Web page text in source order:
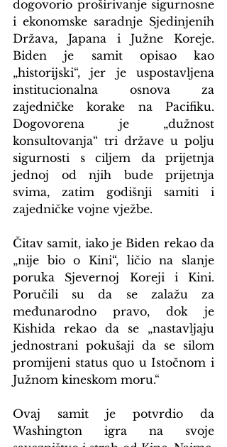
dogovorio proširivanje sigurnosne
i ekonomske saradnje Sjedinjenih
Država, Japana i Južne Koreje.
Biden je samit opisao kao
„historijski“, jer je uspostavljena
institucionalna osnova za
zajedničke korake na Pacifiku.
Dogovorena je „dužnost
konsultovanja“ tri države u polju
sigurnosti s ciljem da prijetnja
jednoj od njih bude prijetnja
svima, zatim godišnji samiti i
zajedničke vojne vježbe.
Čitav samit, iako je Biden rekao da
„nije bio o Kini“, ličio na slanje
poruka Sjevernoj Koreji i Kini.
Poručili su da se zalažu za
međunarodno pravo, dok je
Kishida rekao da se „nastavljaju
jednostrani pokušaji da se silom
promijeni status quo u Istočnom i
Južnom kineskom moru.“
Ovaj samit je potvrdio da
Washington igra na svoje